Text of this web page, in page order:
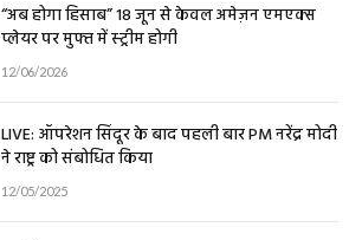
“अब होगा हिसाब” 18 जून से केवल अमेज़न एमएक्स
प्लेयर पर मुफ्त में स्ट्रीम होगी
12/06/2026
LIVE: ऑपरेशन सिंदूर के बाद पहली बार PM नरेंद्र मोदी
ने राष्ट्र को संबोधित किया
12/05/2025